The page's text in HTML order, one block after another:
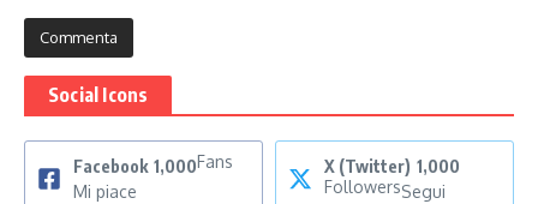
Social Icons
Facebook 1,000Fans
Mi piace
X (Twitter) 1,000
FollowersSegui